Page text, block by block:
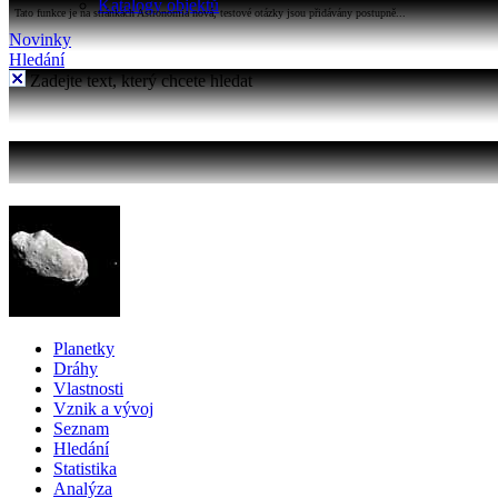
Katalogy objektů
Tato funkce je na stránkách Astronomia nová, testové otázky jsou přidávány postupně...
Novinky
Hledání
Zadejte text, který chcete hledat
Planetky
Dráhy
Vlastnosti
Vznik a vývoj
Seznam
Hledání
Statistika
Analýza